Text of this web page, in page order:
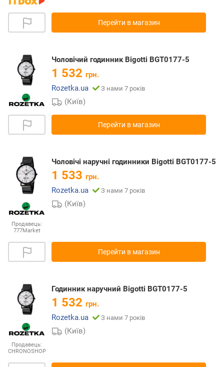
Перейти в магазин
Чоловічий годинник Bigotti BGT0177-5
1 532 грн.
Rozetka.ua
З нами 7 років
(Київ)
Перейти в магазин
Продавець:
777Market
Чоловічі наручні годинники Bigotti BGT0177-5
1 533 грн.
Rozetka.ua
З нами 7 років
(Київ)
Перейти в магазин
Продавець:
CHRONOSHOP
Годинник наручний Bigotti BGT0177-5
1 532 грн.
Rozetka.ua
З нами 7 років
(Київ)